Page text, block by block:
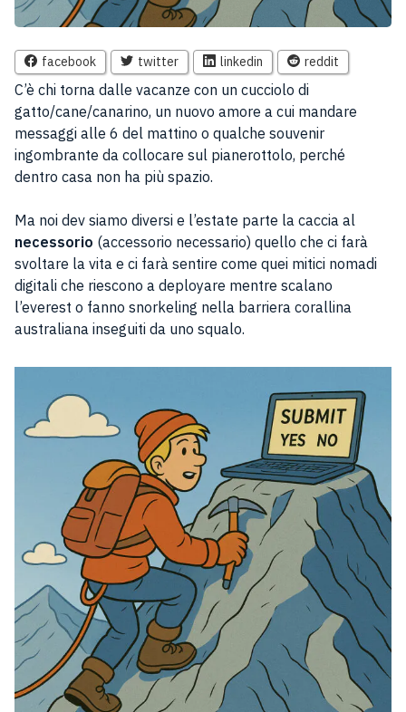
facebook twitter linkedin reddit
C’è chi torna dalle vacanze con un cucciolo di
gatto/cane/canarino, un nuovo amore a cui mandare
messaggi alle 6 del mattino o qualche souvenir
ingombrante da collocare sul pianerottolo, perché
dentro casa non ha più spazio.
Ma noi dev siamo diversi e l’estate parte la caccia al
necessorio (accessorio necessario) quello che ci farà
svoltare la vita e ci farà sentire come quei mitici nomadi
digitali che riescono a deployare mentre scalano
l’everest o fanno snorkeling nella barriera corallina
australiana inseguiti da uno squalo.